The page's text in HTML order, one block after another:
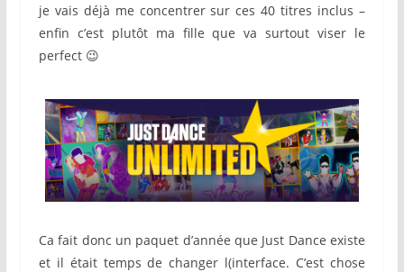
je vais déjà me concentrer sur ces 40 titres inclus –
enfin c’est plutôt ma fille que va surtout viser le
perfect 😉
Ca fait donc un paquet d’année que Just Dance existe
et il était temps de changer l(interface. C’est chose